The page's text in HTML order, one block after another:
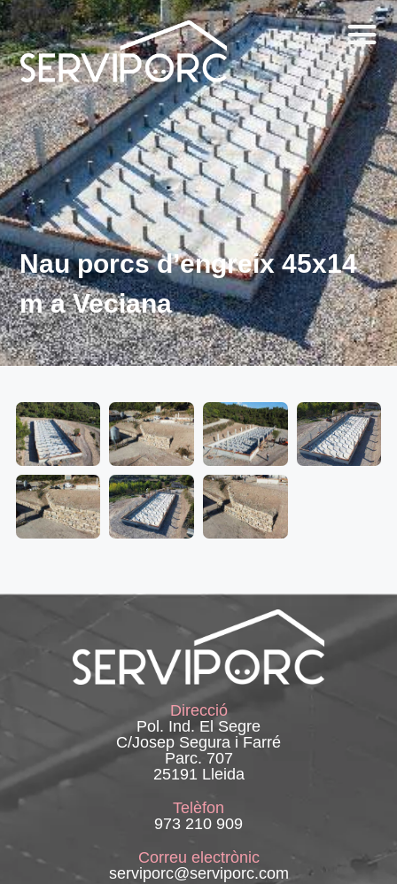
Nau porcs d’engreix 45x14
m a Veciana
Direcció
Pol. Ind. El Segre
C/Josep Segura i Farré
Parc. 707
25191 Lleida
Telèfon
973 210 909
Correu electrònic
serviporc@serviporc.com